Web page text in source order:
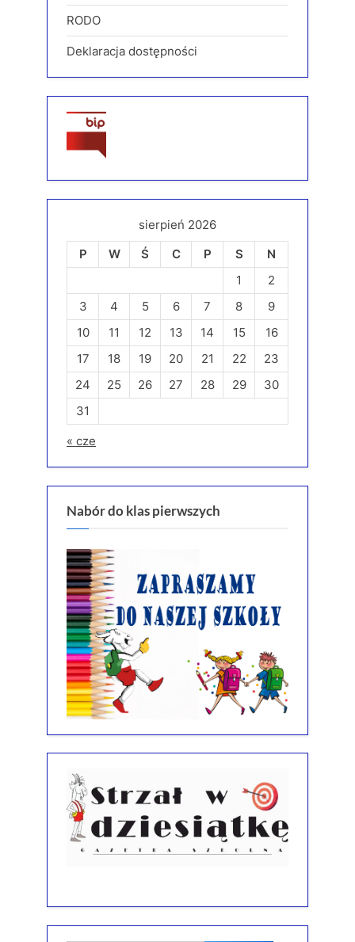
RODO
Deklaracja dostępności
sierpień 2026
P
W Ś C P S
N
1
2
3
4 5 6 7 8
9
10
11 12 13 14 15
16
17
18 19 20 21 22
23
24
25 26 27 28 29
30
31
« cze
Nabór do klas pierwszych